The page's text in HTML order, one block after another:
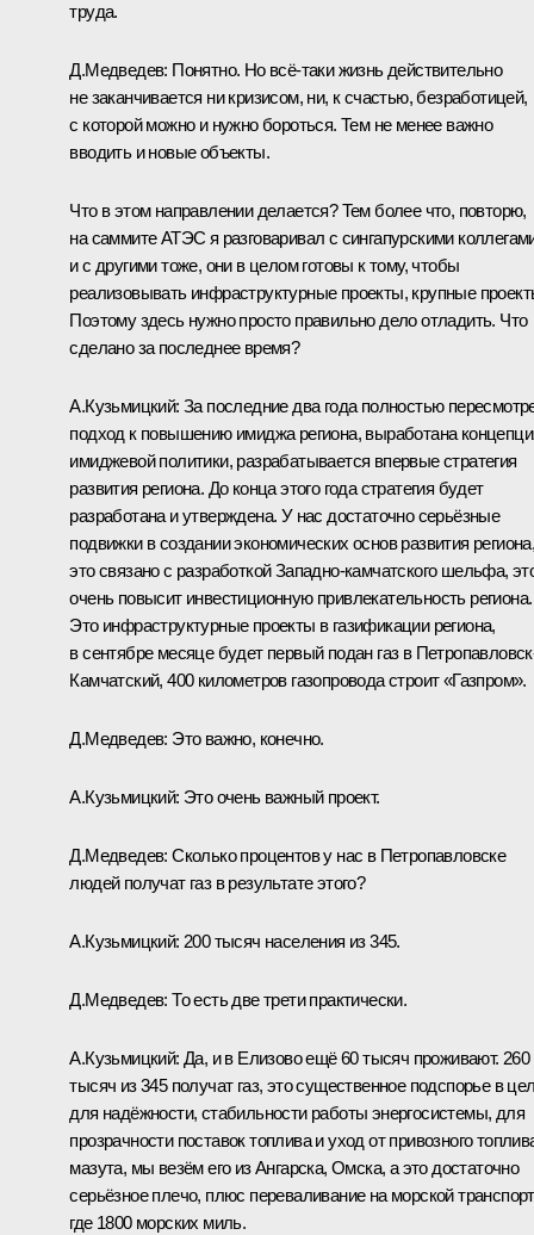
труда.
Д.Медведев: Понятно. Но всё‑таки жизнь действительно
не заканчивается ни кризисом, ни, к счастью, безработицей,
с которой можно и нужно бороться. Тем не менее важно
вводить и новые объекты.
Что в этом направлении делается? Тем более что, повторю,
на саммите АТЭС я разговаривал с сингапурскими
и с другими тоже, они в целом готовы к тому, чтобы
реализовывать инфраструктурные проекты, крупные
Поэтому здесь нужно просто правильно дело отладить. Что
сделано за последнее время?
А.Кузьмицкий: За последние два года полностью
подход к повышению имиджа региона, выработана
имиджевой политики, разрабатывается впервые стратегия
развития региона. До конца этого года стратегия будет
разработана и утверждена. У нас достаточно серьёзные
подвижки в создании экономических основ развития
это связано с разработкой Западно-камчатского шельфа,
очень повысит инвестиционную привлекательность региона.
Это инфраструктурные проекты в газификации региона,
в сентябре месяце будет первый подан газ в
Камчатский, 400 километров газопровода строит «Газпром».
Д.Медведев: Это важно, конечно.
А.Кузьмицкий: Это очень важный проект.
Д.Медведев: Сколько процентов у нас в Петропавловске
людей получат газ в результате этого?
А.Кузьмицкий: 200 тысяч населения из 345.
Д.Медведев: То есть две трети практически.
А.Кузьмицкий: Да, и в Елизово ещё 60 тысяч проживают. 260
тысяч из 345 получат газ, это существенное подспорье в
для надёжности, стабильности работы энергосистемы, для
прозрачности поставок топлива и уход от привозного
мазута, мы везём его из Ангарска, Омска, а это достаточно
серьёзное плечо, плюс переваливание на морской
где 1800 морских миль.